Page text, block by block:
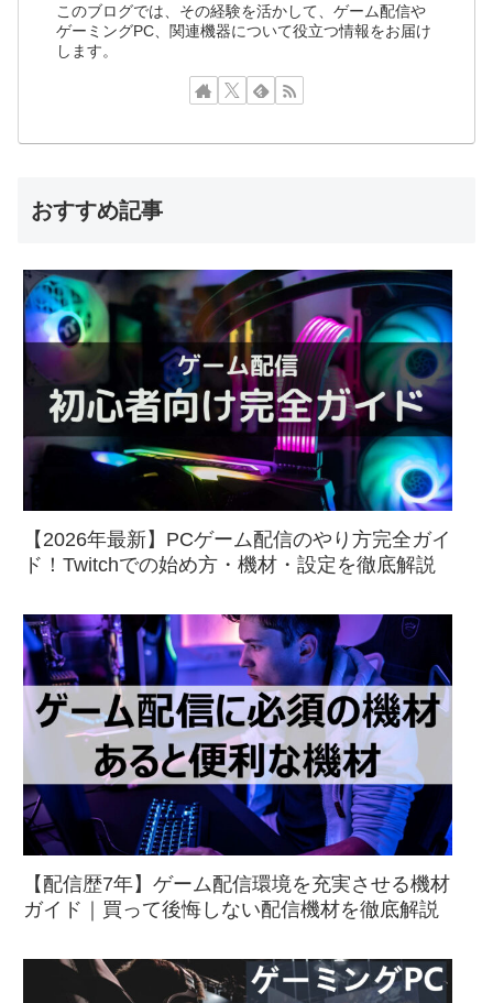
このブログでは、その経験を活かして、ゲーム配信や
ゲーミングPC、関連機器について役立つ情報をお届け
します。
おすすめ記事
【2026年最新】PCゲーム配信のやり方完全ガイ
ド！Twitchでの始め方・機材・設定を徹底解説
【配信歴7年】ゲーム配信環境を充実させる機材
ガイド｜買って後悔しない配信機材を徹底解説